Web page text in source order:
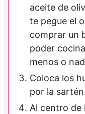
aceite de
te pegue el
comprar un
poder
menos o
Coloca los
por la
Al centro de